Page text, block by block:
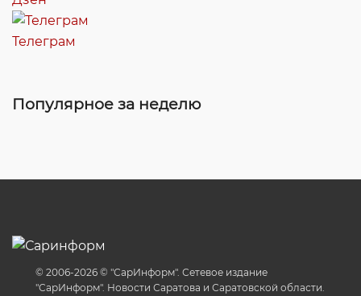
Телеграм
Популярное за неделю
© 2006-2026 © "СарИнформ". Сетевое издание
"СарИнформ". Новости Саратова и Саратовской области.